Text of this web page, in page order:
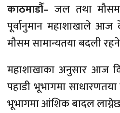
काठमाडौँ– जल तथा मौसम
पूर्वानुमान महाशाखाले आज
मौसम सामान्यतया बदली
महाशाखाका अनुसार आज
पहाडी भूभागमा
भूभागमा आंशिक बादल